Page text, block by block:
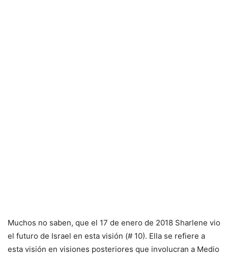
Muchos no saben, que el 17 de enero de 2018 Sharlene vio
el futuro de Israel en esta visión (# 10). Ella se refiere a
esta visión en visiones posteriores que involucran a Medio